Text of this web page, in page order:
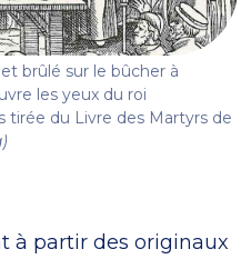
brûlé sur le bûcher à
les yeux du roi
tirée du Livre des Martyrs de
à partir des originaux